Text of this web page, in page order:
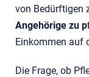
von Bedürftigen
Angehörige zu
Einkommen auf
Die Frage, ob